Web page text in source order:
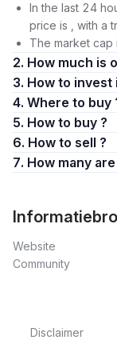
In the last 24
price is , with a
The market cap
2. How much is
3. How to invest
4. Where to buy
5. How to buy ?
6. How to sell ?
7. How
Website
Community
Disclaimer